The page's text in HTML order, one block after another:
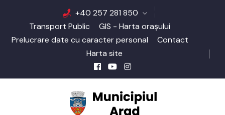
+40 257 281 850
Transport Public
GIS - Harta orașului
Prelucrare date cu caracter personal
Contact
Harta site